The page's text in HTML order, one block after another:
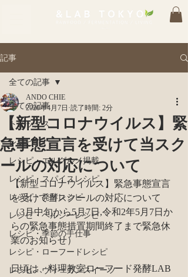
記事
全ての記事
トピックス
レシピ
レシピ・エルグルメ掲載
レシピ・スパイスレシピ
レシピ・発酵レシピ
レシピ・ヘルシーレシピ
レシピ・季節の手仕事
レシピ・ローフードレシピ
レシピ・ヴィーガンスイーツ
全ての記事
【新型コロナウイルス】緊
急事態宣言を受けて当スク
ールの対応について
ANDO CHIE
2020年4月7日 読了時間: 2分
【新型コロナウイルス】緊急事態宣言
を受けて当スクールの対応について
​（3月中旬から5月7日,令和2年5月7日か
らの緊急事態措置期間終了まで緊急休
業のお知らせ）
日頃は、料理教室ローフード発酵LAB